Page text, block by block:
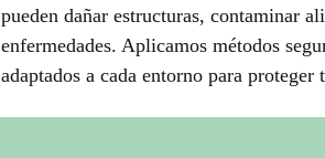
pueden dañar estructuras, contaminar
enfermedades. Aplicamos métodos
adaptados a cada entorno para